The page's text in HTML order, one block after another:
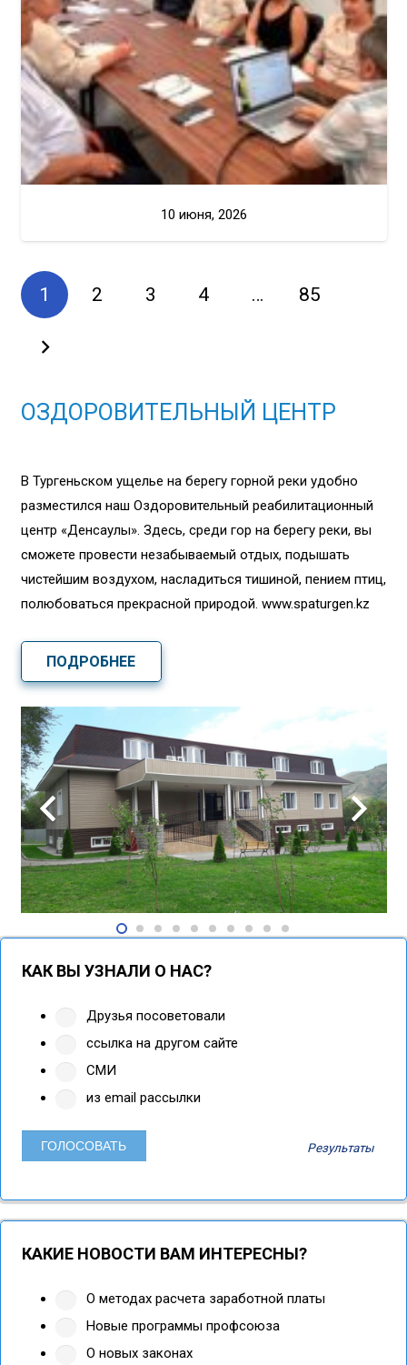
10 июня, 2026
1 2 3 4 … 85
ОЗДОРОВИТЕЛЬНЫЙ ЦЕНТР
В Тургеньском ущелье на берегу горной реки удобно
разместился наш Оздоровительный реабилитационный
центр «Денсаулық». Здесь, среди гор на берегу реки, вы
сможете провести незабываемый отдых, подышать
чистейшим воздухом, насладиться тишиной, пением птиц,
полюбоваться прекрасной природой. www.spaturgen.kz
ПОДРОБНЕЕ
КАК ВЫ УЗНАЛИ О НАС?
Друзья посоветовали
ссылка на другом сайте
СМИ
из email рассылки
Результаты
КАКИЕ НОВОСТИ ВАМ ИНТЕРЕСНЫ?
О методах расчета заработной платы
Новые программы профсоюза
О новых законах